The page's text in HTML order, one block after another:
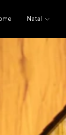
Natal